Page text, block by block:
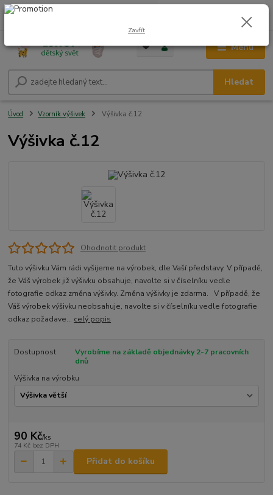
Menu
Hledat
+420 604 278 943 0,00 Kč
Úvod Vzorník výšivek Výšivka č.12
Výšivka č.12
Ohodnotit produkt
Tuto výšivku Vám rádi vyšijeme na výrobek, dle Vaší představy. V případě,
že Váš výrobek již výšivku obsahuje, navolte si v číselníku vedle
fotografie odkaz změna výšivky. Změna výšivky je zdarma. V případě, že
Váš výrobek výšivku neobsahuje, navolte si v číselníku vedle fotografie
odkaz požadave... celý popis
Dostupnost
Vyrobíme na základě objednávky 2-7 pracovních
dnů
Výšivka na výrobku
90 Kč/ks
74 Kč bez DPH
Přidat do košíku
Zavřít